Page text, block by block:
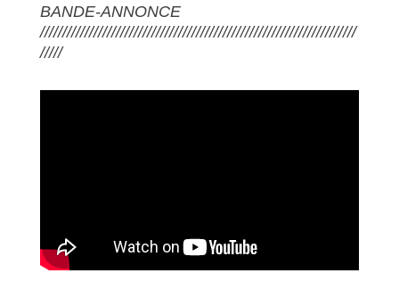
BANDE-ANNONCE
///////////////////////////////////////////////////////////////////////
/////